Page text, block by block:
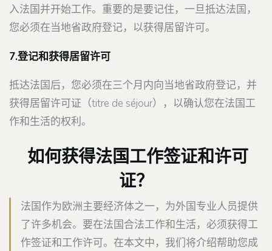
入法国并开始工作。重要的是要记住，一旦抵达法国，
您必须在当地省政府登记，以获得居留许可。
7.登记和获得居留许可
抵达法国后，您必须在三个月内向当地省政府登记，并
获得居留许可证（titre de séjour），以确认您在法国工
作和生活的权利。
如何获得法国工作签证和许可
证？
法国作为欧洲主要经济体之一，为外国专业人员提供
了许多机会。要在法国合法工作和生活，必须获得工
作签证和工作许可。在本文中，我们将介绍帮助您成